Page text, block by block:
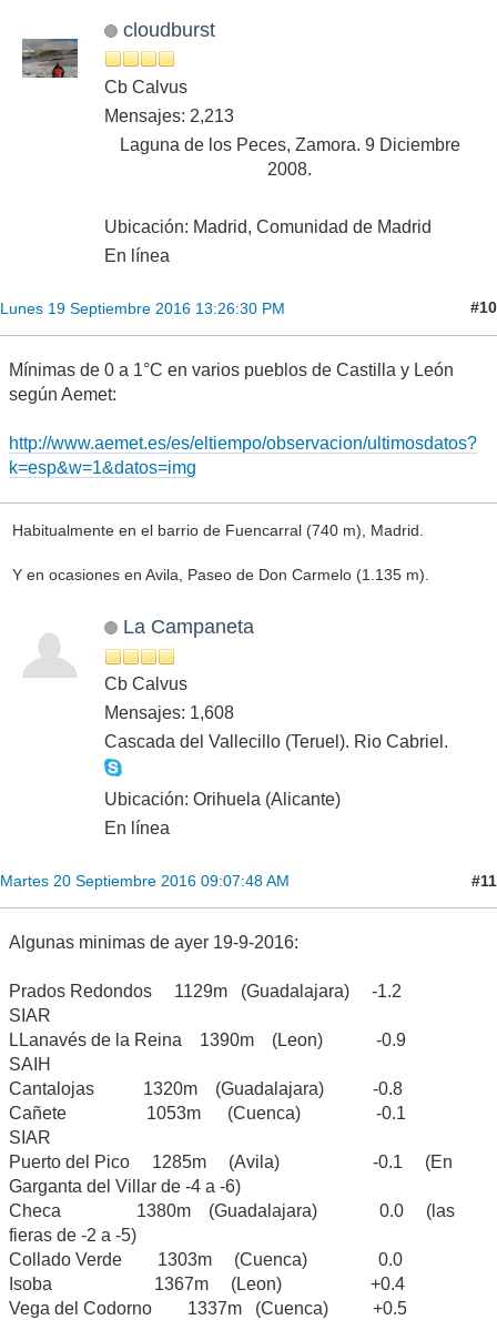
cloudburst
Cb Calvus
Mensajes: 2,213
Laguna de los Peces, Zamora. 9 Diciembre
2008.
Ubicación: Madrid, Comunidad de Madrid
En línea
Lunes 19 Septiembre 2016 13:26:30 PM #10
Mínimas de 0 a 1°C en varios pueblos de Castilla y León
según Aemet:
http://www.aemet.es/es/eltiempo/observacion/ultimosdatos?
k=esp&w=1&datos=img
Habitualmente en el barrio de Fuencarral (740 m), Madrid.
Y en ocasiones en Avila, Paseo de Don Carmelo (1.135 m).
La Campaneta
Cb Calvus
Mensajes: 1,608
Cascada del Vallecillo (Teruel). Rio Cabriel.
Ubicación: Orihuela (Alicante)
En línea
Martes 20 Septiembre 2016 09:07:48 AM #11
Algunas minimas de ayer 19-9-2016:
Prados Redondos 1129m (Guadalajara) -1.2
SIAR
LLanavés de la Reina 1390m (Leon) -0.9
SAIH
Cantalojas 1320m (Guadalajara) -0.8
Cañete 1053m (Cuenca) -0.1
SIAR
Puerto del Pico 1285m (Avila) -0.1 (En
Garganta del Villar de -4 a -6)
Checa 1380m (Guadalajara) 0.0 (las
fieras de -2 a -5)
Collado Verde 1303m (Cuenca) 0.0
Isoba 1367m (Leon) +0.4
Vega del Codorno 1337m (Cuenca) +0.5